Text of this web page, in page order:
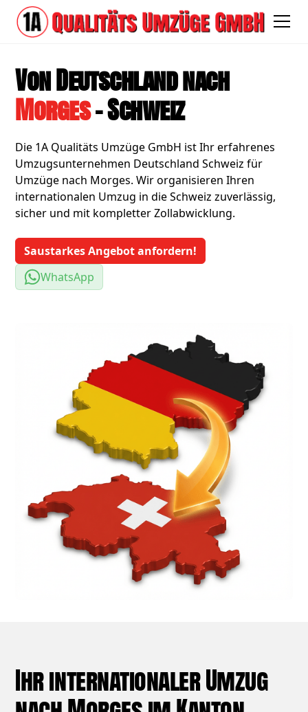
Von Deutschland nach
Morges- Schweiz
Die 1A Qualitäts Umzüge GmbH ist Ihr erfahrenes
Umzugsunternehmen Deutschland Schweiz für
Umzüge nach Morges. Wir organisieren Ihren
internationalen Umzug in die Schweiz zuverlässig,
sicher und mit kompletter Zollabwicklung.
Saustarkes Angebot anfordern!
WhatsApp
Ihr internationaler Umzug